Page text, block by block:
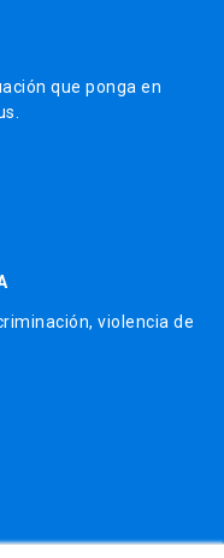
que ponga en
violencia de